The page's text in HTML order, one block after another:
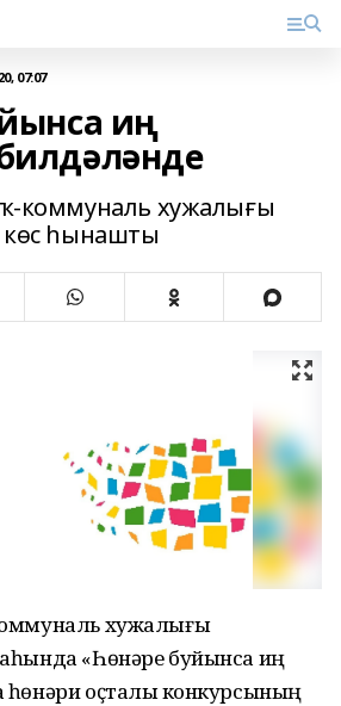
07:07
иң
коммуналь хужалығы
көс һынашты
хужалығы
«Һөнәре буйынса иң
һөнәри оҫталыҡ конкурсының